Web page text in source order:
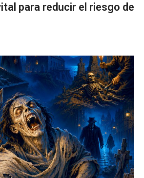
para reducir el riesgo de